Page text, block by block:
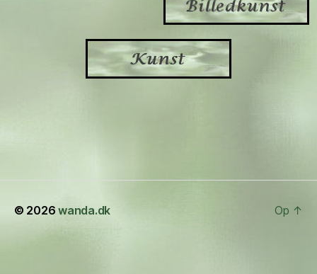
© 2026wanda.dk Op ↑